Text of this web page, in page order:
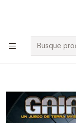
🚀 ¡Despachamos a
$100.000 y a RM
Inicio